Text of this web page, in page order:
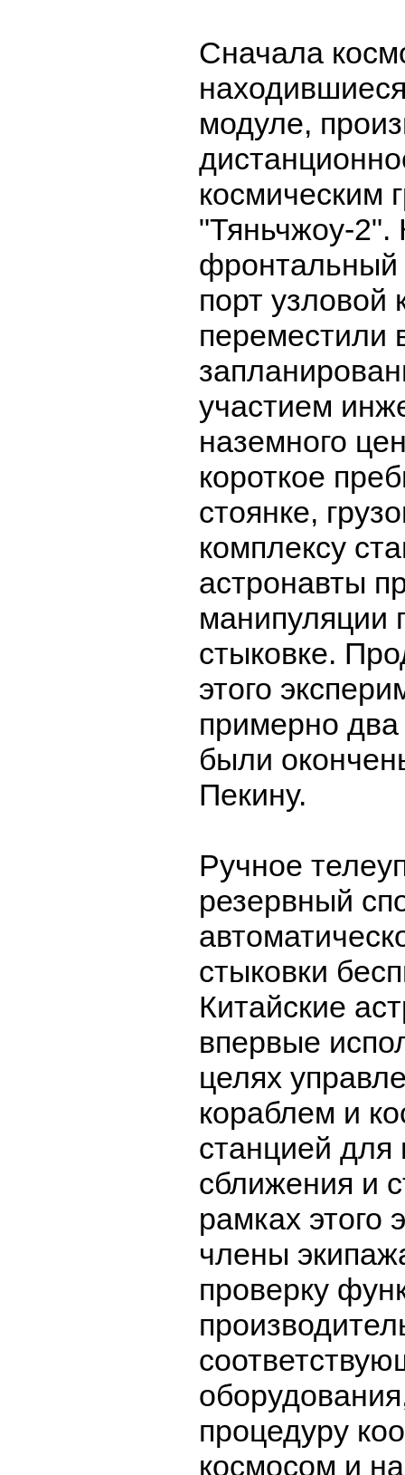
Сначала
модуле,
космическим
"Тяньчжоу-2".
фронтальный
порт узловой
переместили
участием
наземного
короткое
стоянке,
комплексу
астронавты
манипуляции
стыковке.
этого
примерно
были
Пекину.
Ручное
резервный
стыковки
Китайские
впервые
целях
кораблем и
станцией для
сближения и
рамках этого
члены
проверку
процедуру
космосом и